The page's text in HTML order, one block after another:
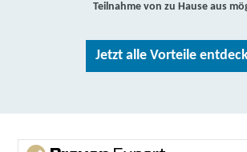
Teilnahme von zu Hause aus
Jetzt alle Vorteile